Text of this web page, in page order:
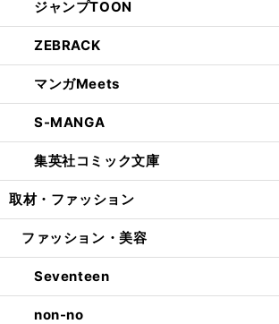
ジャンプTOON
ZEBRACK
マンガMeets
S-MANGA
集英社コミック文庫
取材・ファッション
ファッション・美容
Seventeen
non-no